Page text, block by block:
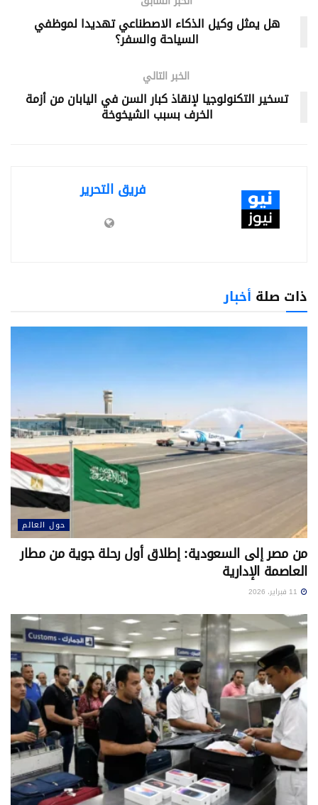
هل يمثل وكيل الذكاء الاصطناعي تهديدا لموظفي
السياحة والسفر؟
الخبر التالي
تسخير التكنولوجيا لإنقاذ كبار السن في اليابان من أزمة
الخرف بسبب الشيخوخة
فريق التحرير
ذات صلة أخبار
حول العالم
من مصر إلى السعودية: إطلاق أول رحلة جوية من مطار
العاصمة الإدارية